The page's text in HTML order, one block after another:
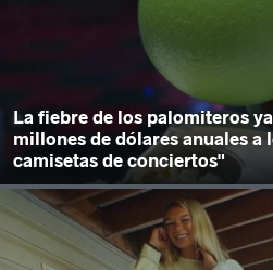
La fiebre de los palomiteros
millones de dólares anuales a
camisetas de conciertos"